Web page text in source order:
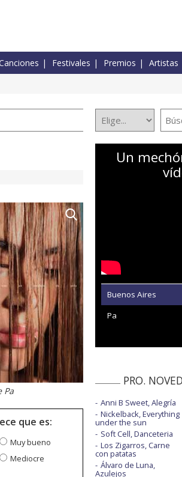
Festivales Premios Artistas
Pa
que es:
Muy bueno
Mediocre
Un
Buenos Aires
Pa
PRO.
Anni B Sweet, Alegría
Nickelback, Everything
under the sun
Soft Cell, Danceteria
Los Zigarros, Carne
con patatas
Álvaro de Luna,
Azulejos